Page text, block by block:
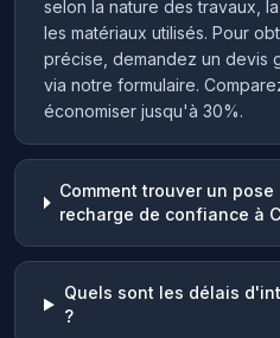
selon la nature des travaux,
les matériaux utilisés. Pour
précise, demandez un devis
via notre formulaire.
économiser jusqu'à 30%.
Comment trouver un pose
recharge de confiance à
Quels sont les délais
?